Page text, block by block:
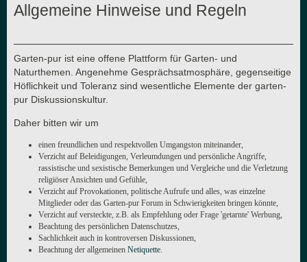
Allgemeine Hinweise und Regeln
Garten-pur ist eine offene Plattform für Garten- und
Naturthemen. Angenehme Gesprächsatmosphäre, gegenseitige
Höflichkeit und Toleranz sind wesentliche Elemente der garten-
pur Diskussionskultur.
Daher bitten wir um
einen freundlichen und respektvollen Umgangston miteinander,
Verzicht auf Beleidigungen, Verleumdungen und persönliche Angriffe,
rassistische und sexistische Bemerkungen und Vergleiche und die Verletzung
religiöser Ansichten und Gefühle,
Verzicht auf Provokationen, politische Aufrufe und alles, was einzelne
Mitglieder oder das Garten-pur Forum in Schwierigkeiten bringen könnte,
Verzicht auf versteckte, z.B. als Empfehlung oder Frage 'getarnte' Werbung,
Beachtung des persönlichen Datenschutzes,
Sachlichkeit auch in kontroversen Diskussionen,
Beachtung der allgemeinen Netiquette.